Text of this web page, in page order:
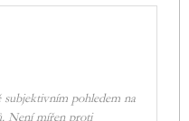
pohledem na
Není mířen proti